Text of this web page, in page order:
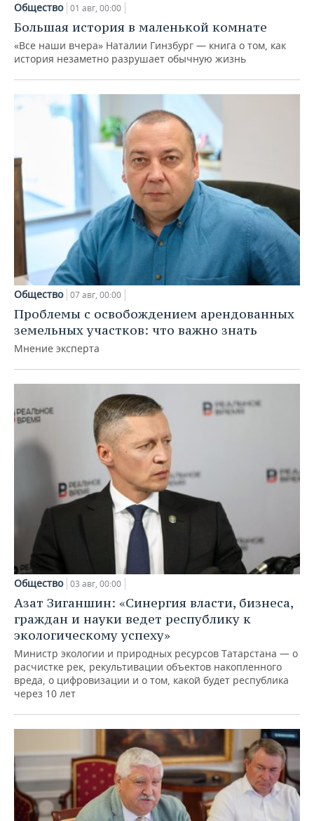
Общество 01 авг, 00:00
Большая история в маленькой комнате
«Все наши вчера» Наталии Гинзбург — книга о том, как
история незаметно разрушает обычную жизнь
Общество 07 авг, 00:00
Проблемы с освобождением арендованных
земельных участков: что важно знать
Мнение эксперта
Общество 03 авг, 00:00
Азат Зиганшин: «Синергия власти, бизнеса,
граждан и науки ведет республику к
экологическому успеху»
Министр экологии и природных ресурсов Татарстана — о
расчистке рек, рекультивации объектов накопленного
вреда, о цифровизации и о том, какой будет республика
через 10 лет